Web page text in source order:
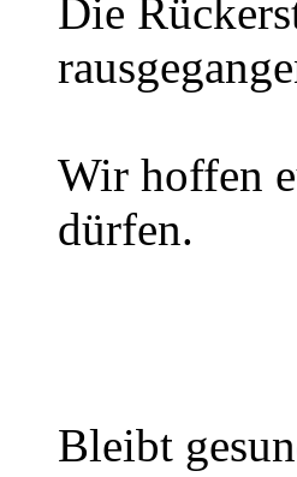
Die
Wir hoffen
dürfen.
Bleibt